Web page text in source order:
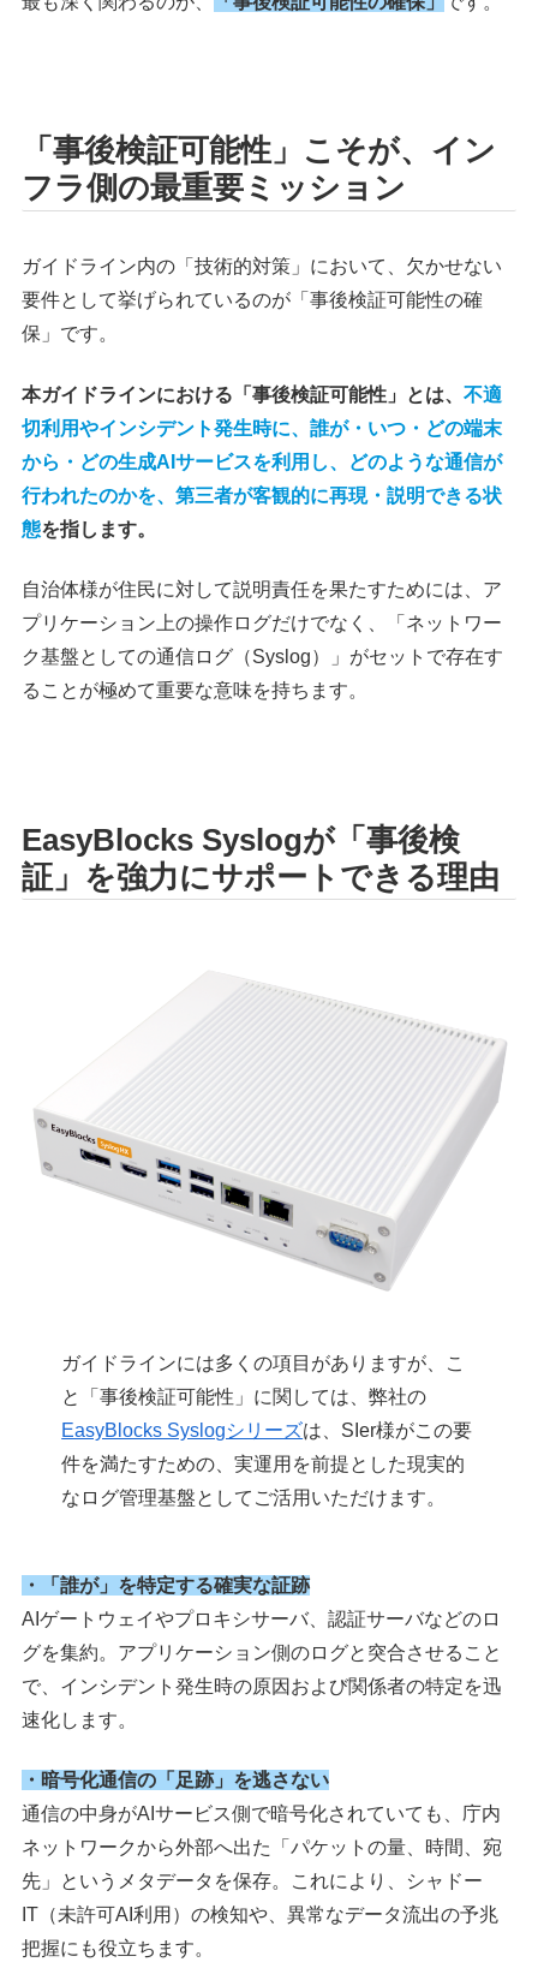
「事後検証可能性」こそが、イン
フラ側の最重要ミッション
ガイドライン内の「技術的対策」において、欠かせない
要件として挙げられているのが「事後検証可能性の確
保」です。
本ガイドラインにおける「事後検証可能性」とは、不適
切利用やインシデント発生時に、誰が・いつ・どの端末
から・どの生成AIサービスを利用し、どのような通信が
行われたのかを、第三者が客観的に再現・説明できる状
態を指します。
自治体様が住民に対して説明責任を果たすためには、ア
プリケーション上の操作ログだけでなく、「ネットワー
ク基盤としての通信ログ（Syslog）」がセットで存在す
ることが極めて重要な意味を持ちます。
EasyBlocks Syslogが「事後検
証」を強力にサポートできる理由
ガイドラインには多くの項目がありますが、こ
と「事後検証可能性」に関しては、弊社の
EasyBlocks Syslogシリーズは、SIer様がこの要
件を満たすための、実運用を前提とした現実的
なログ管理基盤としてご活用いただけます。
・「誰が」を特定する確実な証跡
AIゲートウェイやプロキシサーバ、認証サーバなどのロ
グを集約。アプリケーション側のログと突合させること
で、インシデント発生時の原因および関係者の特定を迅
速化します。
・暗号化通信の「足跡」を逃さない
通信の中身がAIサービス側で暗号化されていても、庁内
ネットワークから外部へ出た「パケットの量、時間、宛
先」というメタデータを保存。これにより、シャドー
IT（未許可AI利用）の検知や、異常なデータ流出の予兆
把握にも役立ちます。